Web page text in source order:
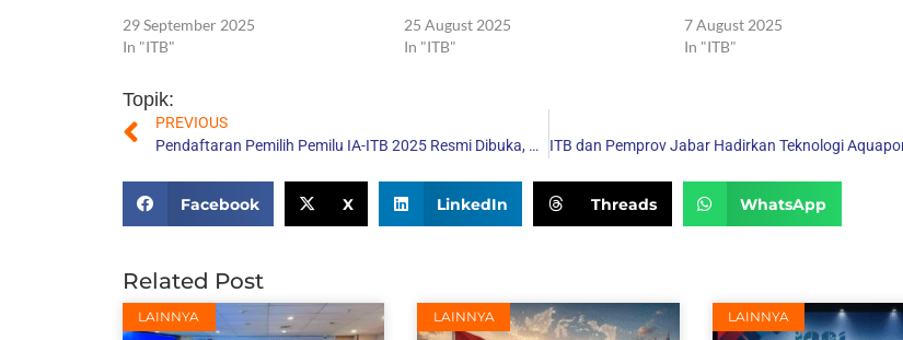
29 September 2025
In "ITB"
25 August 2025
In "ITB"
7 August 2025
In "ITB"
Topik:
PREVIOUS
Pendaftaran Pemilih Pemilu IA-ITB 2025 Resmi Dibuka, Begini Cara Daftarnya
Facebook X LinkedIn Threads WhatsApp
Related Post
LAINNYA LAINNYA LAINNYA